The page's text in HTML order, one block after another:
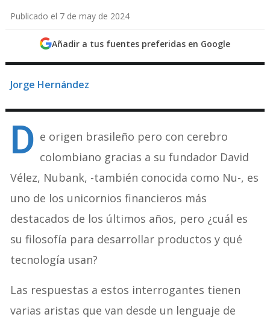
Publicado el 7 de may de 2024
Añadir a tus fuentes preferidas en Google
Jorge Hernández
D e origen brasileño pero con cerebro
colombiano gracias a su fundador David
Vélez, Nubank, -también conocida como Nu-, es
uno de los unicornios financieros más
destacados de los últimos años, pero ¿cuál es
su filosofía para desarrollar productos y qué
tecnología usan?
Las respuestas a estos interrogantes tienen
varias aristas que van desde un lenguaje de